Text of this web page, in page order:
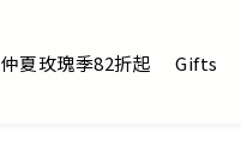
仲夏玫瑰季82折起 Gifts